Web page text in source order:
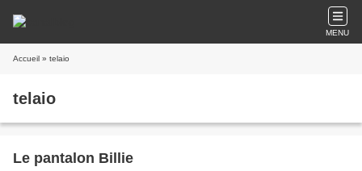
MENU
Accueil » telaio
telaio
Le pantalon Billie